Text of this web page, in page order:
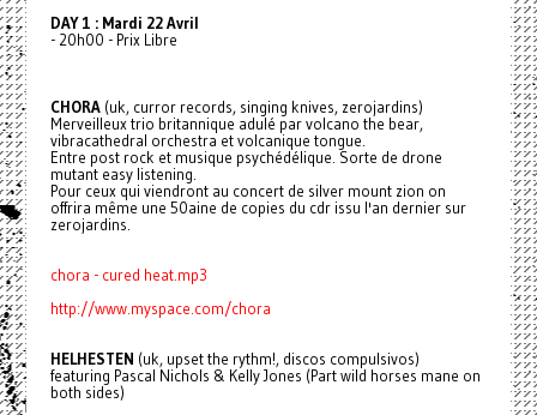
DAY 1 : Mardi 22 Avril
- 20h00 - Prix Libre
CHORA(uk, curror records, singing knives, zerojardins)
Merveilleux trio britannique adulé par volcano the bear,
vibracathedral orchestra et volcanique tongue.
Entre post rock et musique psychédélique. Sorte de drone
mutant easy listening.
Pour ceux qui viendront au concert de silver mount zion on
offrira même une 50aine de copies du cdr issu l'an dernier sur
zerojardins.
chora - cured heat.mp3
http://www.myspace.com/chora
HELHESTEN (uk, upset the rythm!, discos compulsivos)
featuring Pascal Nichols & Kelly Jones (Part wild horses mane on
both sides)